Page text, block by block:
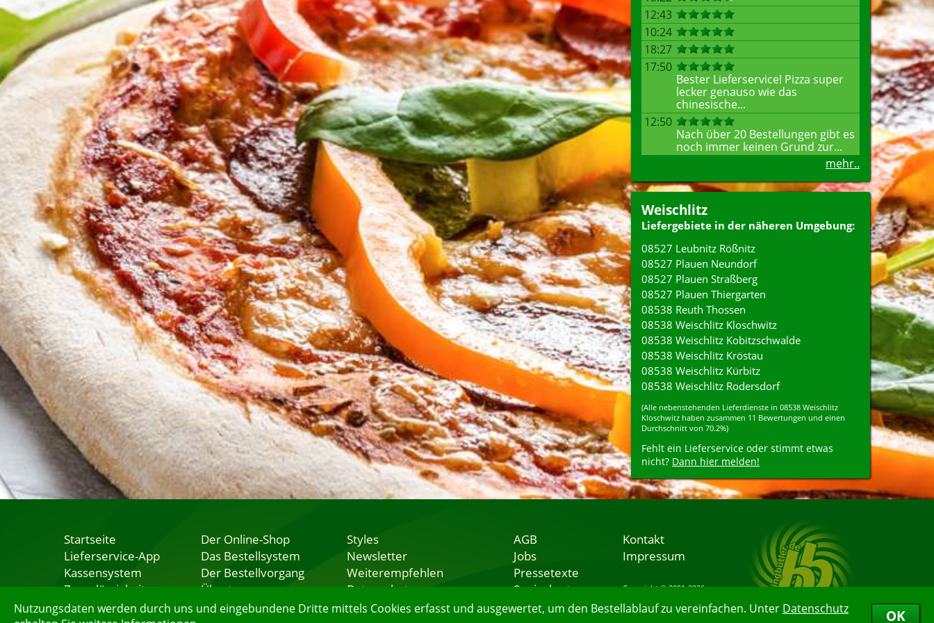
Nutzungsdaten werden durch uns und eingebundene Dritte mittels Cookies erfasst und ausgewertet, um den Bestellablauf zu vereinfachen. Unter Datenschutz
OK
12:43
10:24
18:27
17:50
Bester Lieferservice! Pizza super
lecker genauso wie das
chinesische...
12:50
Nach über 20 Bestellungen gibt es
noch immer keinen Grund zur...
mehr..
Weischlitz
Liefergebiete in der näheren Umgebung:
08527 Leubnitz Rößnitz
08527 Plauen Neundorf
08527 Plauen Straßberg
08527 Plauen Thiergarten
08538 Reuth Thossen
08538 Weischlitz Kloschwitz
08538 Weischlitz Kobitzschwalde
08538 Weischlitz Kröstau
08538 Weischlitz Kürbitz
08538 Weischlitz Rodersdorf
(Alle nebenstehenden Lieferdienste in 08538 Weischlitz
Kloschwitz haben zusammen 11 Bewertungen und einen
Durchschnitt von 70.2%)
Fehlt ein Lieferservice oder stimmt etwas
nicht? Dann hier melden!
Startseite
Lieferservice-App
Kassensystem
Zuverlässigkeit
Sicherheit
Der Online-Shop
Das Bestellsystem
Der Bestellvorgang
Übertragung
Testshop
Styles
Newsletter
Weiterempfehlen
Datenschutz
Nutzungsbedingungen
AGB
Jobs
Pressetexte
Speisekarten
Lieferservice
Kontakt
Impressum
Copyright © 2001-2026
07.08.2026 00:15:43